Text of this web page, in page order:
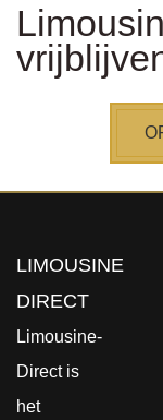
LIMOUSINE
DIRECT
Limousine-
Direct is
het